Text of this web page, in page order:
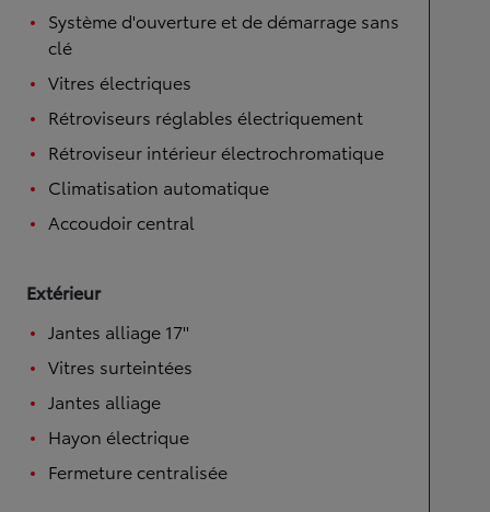
Système d'ouverture et de démarrage sans
clé
Vitres électriques
Rétroviseurs réglables électriquement
Rétroviseur intérieur électrochromatique
Climatisation automatique
Accoudoir central
Extérieur
Jantes alliage 17''
Vitres surteintées
Jantes alliage
Hayon électrique
Fermeture centralisée